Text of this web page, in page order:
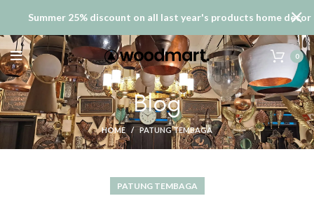
0
Blog
HOME PATUNG TEMBAGA
PATUNG TEMBAGA
Summer 25% discount on all last year's products home decor